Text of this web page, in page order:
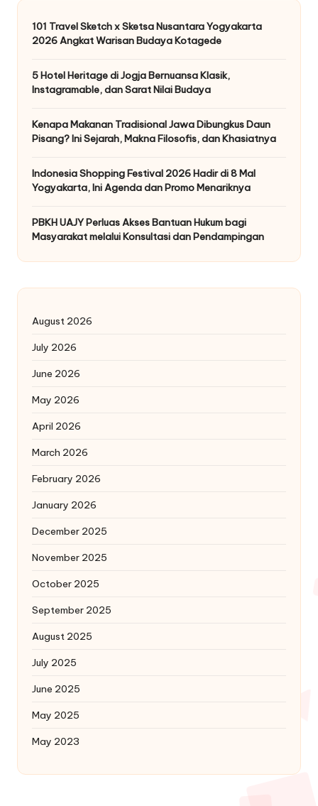
101 Travel Sketch x Sketsa Nusantara Yogyakarta
2026 Angkat Warisan Budaya Kotagede
5 Hotel Heritage di Jogja Bernuansa Klasik,
Instagramable, dan Sarat Nilai Budaya
Kenapa Makanan Tradisional Jawa Dibungkus Daun
Pisang? Ini Sejarah, Makna Filosofis, dan Khasiatnya
Indonesia Shopping Festival 2026 Hadir di 8 Mal
Yogyakarta, Ini Agenda dan Promo Menariknya
PBKH UAJY Perluas Akses Bantuan Hukum bagi
Masyarakat melalui Konsultasi dan Pendampingan
August 2026
July 2026
June 2026
May 2026
April 2026
March 2026
February 2026
January 2026
December 2025
November 2025
October 2025
September 2025
August 2025
July 2025
June 2025
May 2025
May 2023